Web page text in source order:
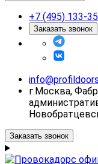
+7 (495) 133-
Заказать звонок
г.Москва,
Заказать звонок